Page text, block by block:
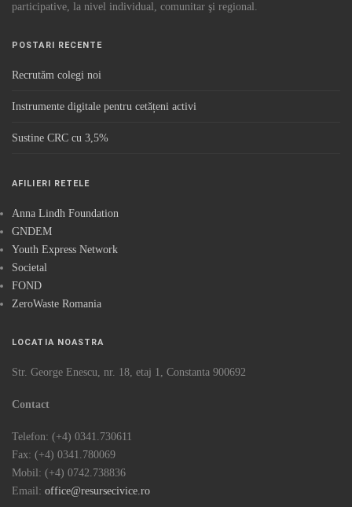
participative, la nivel individual, comunitar şi regional.
POSTARI RECENTE
Recrutăm colegi noi
Instrumente digitale pentru cetățeni activi
Sustine CRC cu 3,5%
AFILIERI RETELE
Anna Lindh Foundation
GNDEM
Youth Express Network
Societal
FOND
ZeroWaste Romania
LOCATIA NOASTRA
Str. George Enescu, nr. 18, etaj 1, Constanta 900692
Contact
Telefon: (+4) 0341.730611
Fax: (+4) 0341.780069
Mobil: (+4) 0742.738836
Email: office@resursecivice.ro